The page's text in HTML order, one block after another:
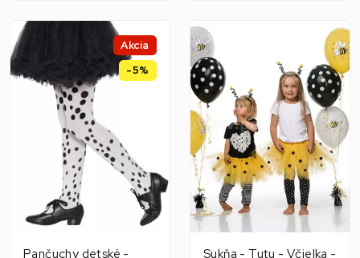
Akcia
-5%
Pančuchy detské -
Sukňa - Tutu - Včielka -